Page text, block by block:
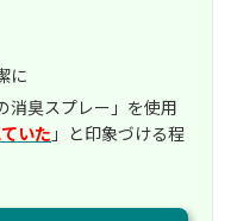
に
消臭スプレー」を使用
いた 」と印象づける程